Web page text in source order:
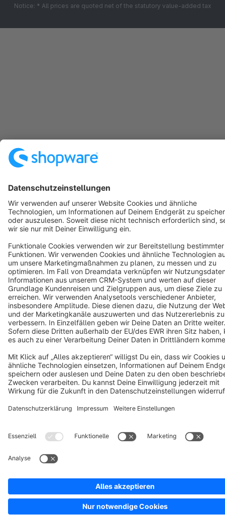
Notice: * All prices are quoted net of the statutory value-added tax